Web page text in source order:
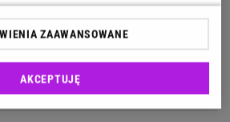
filmy zna każdy, ale czy wystarczy jeden
podać tytuł?
ZAAWANSOWANE
AKCEPTUJĘ